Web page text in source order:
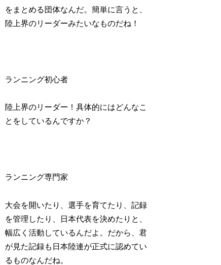
をまとめる団体なんだ。簡単に言うと、
陸上界のリーダーみたいなものだね！
ランニング初心者
陸上界のリーダー！具体的にはどんなこ
とをしているんですか？
ランニング専門家
大会を開いたり、選手を育てたり、記録
を管理したり、日本代表を決めたりと、
幅広く活動しているんだよ。だから、君
が見た記録も日本陸連が正式に認めてい
るものなんだね。